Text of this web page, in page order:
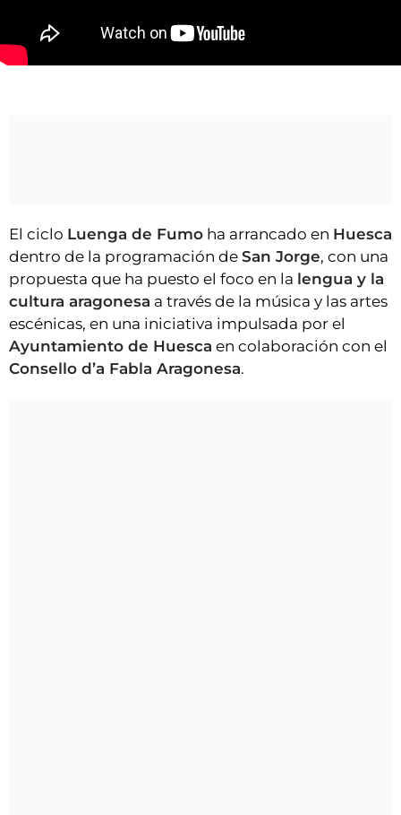
CONTACTAR
FIESTAS EN EL ALTO ARAGÓN
HORÓSCOPO
ESQUELAS
CLUB DEL AMIGO MILITANTE
El ciclo Luenga de Fumo ha arrancado en Huesca
dentro de la programación de San Jorge, con una
propuesta que ha puesto el foco en la lengua y la
cultura aragonesa a través de la música y las artes
escénicas, en una iniciativa impulsada por el
Ayuntamiento de Huesca en colaboración con el
Consello d’a Fabla Aragonesa.